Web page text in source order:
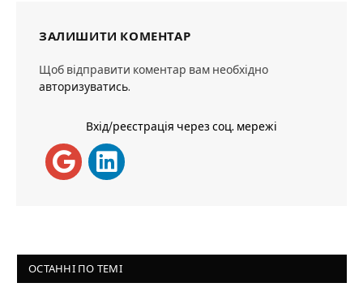
ЗАЛИШИТИ КОМЕНТАР
Щоб відправити коментар вам необхідно
авторизуватись.
Вхід/реєстрація через соц. мережі
ОСТАННІ ПО ТЕМІ